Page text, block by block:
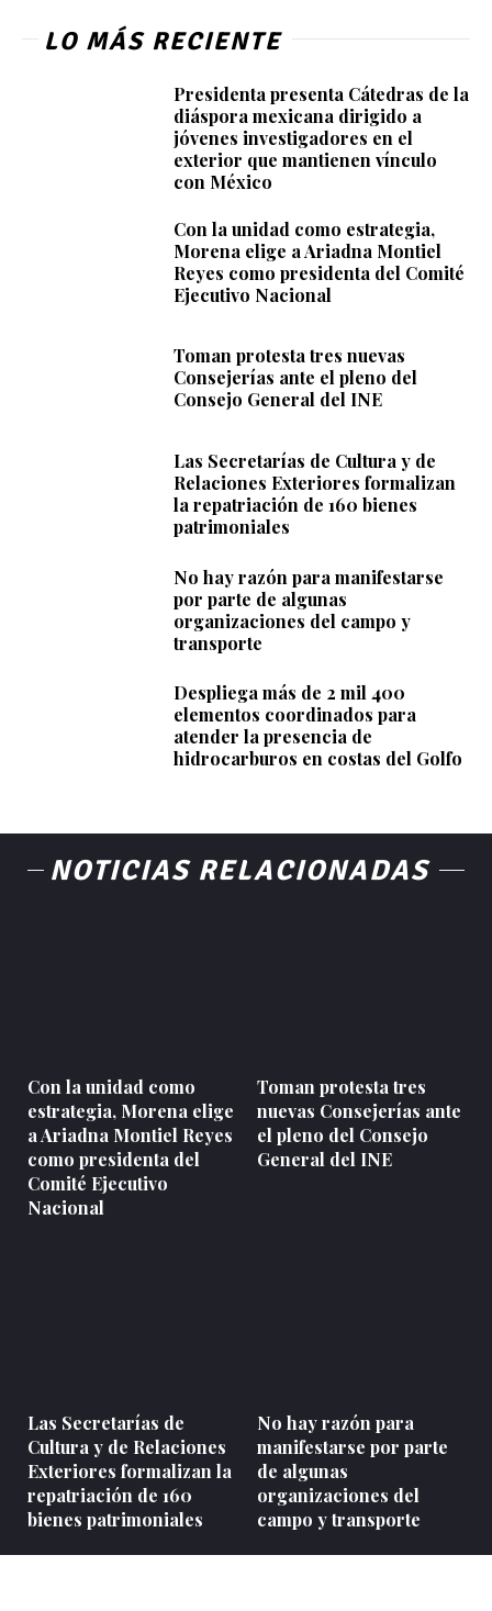
LO MÁS RECIENTE
Presidenta presenta Cátedras de la
diáspora mexicana dirigido a
jóvenes investigadores en el
exterior que mantienen vínculo
con México
Con la unidad como estrategia,
Morena elige a Ariadna Montiel
Reyes como presidenta del Comité
Ejecutivo Nacional
Toman protesta tres nuevas
Consejerías ante el pleno del
Consejo General del INE
Las Secretarías de Cultura y de
Relaciones Exteriores formalizan
la repatriación de 160 bienes
patrimoniales
No hay razón para manifestarse
por parte de algunas
organizaciones del campo y
transporte
Despliega más de 2 mil 400
elementos coordinados para
atender la presencia de
hidrocarburos en costas del Golfo
NOTICIAS RELACIONADAS
Con la unidad como
estrategia, Morena elige
a Ariadna Montiel Reyes
como presidenta del
Comité Ejecutivo
Nacional
Toman protesta tres
nuevas Consejerías ante
el pleno del Consejo
General del INE
Las Secretarías de
Cultura y de Relaciones
Exteriores formalizan la
repatriación de 160
bienes patrimoniales
No hay razón para
manifestarse por parte
de algunas
organizaciones del
campo y transporte